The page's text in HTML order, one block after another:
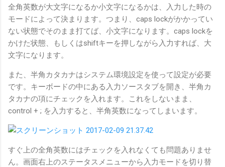
全角英数が大文字になるか小文字になるかは、入力した時の
モードによって決まります。つまり、caps lockがかかってい
ない状態でそのまま打てば、小文字になります。caps lockを
かけた状態、もしくはshiftキーを押しながら入力すれば、大
文字になります。
また、半角カタカナはシステム環境設定を使って設定が必要
です。キーボードの中にある入力ソースタブを開き、半角カ
タカナの項にチェックを入れます。これをしないまま、
control + ; を入力すると、半角英数になってしまいます。
すぐ上の全角英数にはチェックを入れなくても問題ありませ
ん。画面右上のステータスメニューから入力モードを切り替